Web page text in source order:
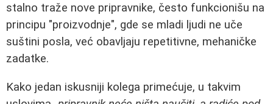
stalno traže nove pripravnike, često funkcionišu na
principu "proizvodnje", gde se mladi ljudi ne uče
suštini posla, već obavljaju repetitivne, mehaničke
zadatke.
Kako jedan iskusniji kolega primećuje, u takvim